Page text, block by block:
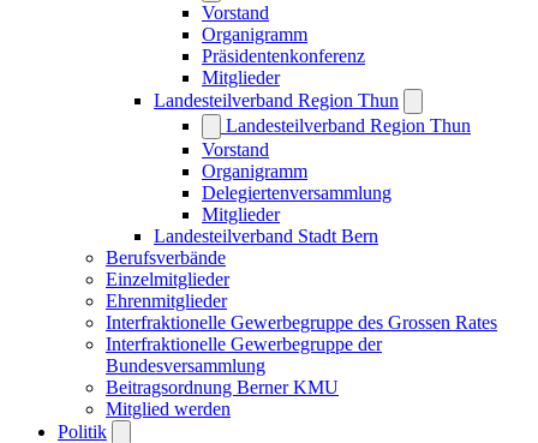
Vorstand
Organigramm
Präsidentenkonferenz
Mitglieder
Landesteilverband Region Thun
Landesteilverband Region Thun
Vorstand
Organigramm
Delegiertenversammlung
Mitglieder
Landesteilverband Stadt Bern
Berufsverbände
Einzelmitglieder
Ehrenmitglieder
Interfraktionelle Gewerbegruppe des Grossen Rates
Interfraktionelle Gewerbegruppe der
Bundesversammlung
Beitragsordnung Berner KMU
Mitglied werden
Politik